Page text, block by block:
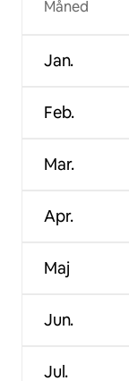
Måned
Jan.
Feb.
Mar.
Apr.
Maj
Jun.
Jul.